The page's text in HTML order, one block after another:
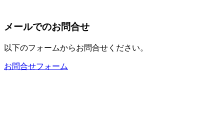
メールでのお問合せ
以下のフォームからお問合せください。
お問合せフォーム